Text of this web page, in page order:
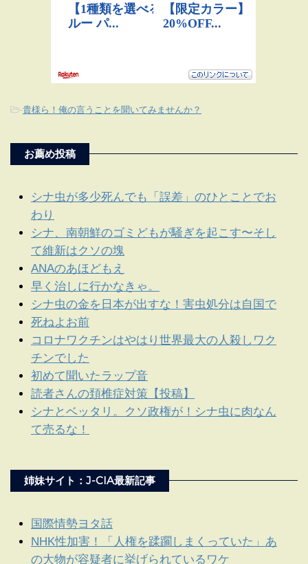
-貴様ら！俺の言うことを聞いてみませんか？
お薦め投稿
シナ虫が多少死んでも「誤差」のひとことでお
わり
シナ、南朝鮮のゴミどもが騒ぎを起こす〜そし
て維新はクソの塊
ANAのあほどもえ
早く治しに行かなきゃ。
シナ虫の金を日本が出すな！害虫処分は自国で
死ねよお前
コロナワクチンはやはり世界最大の人殺しワク
チンでした
初めて聞いたラップ音
読者さんの頚椎症対策【投稿】
シナとベッタリ。クソ政権が！シナ虫に肉なん
て売るな！
姉妹サイト：J-CIA最新記事
国際情勢ヨタ話
NHK性加害！「人権を蹂躙しまくっていた」あ
の大物が容疑者に挙げられているワケ